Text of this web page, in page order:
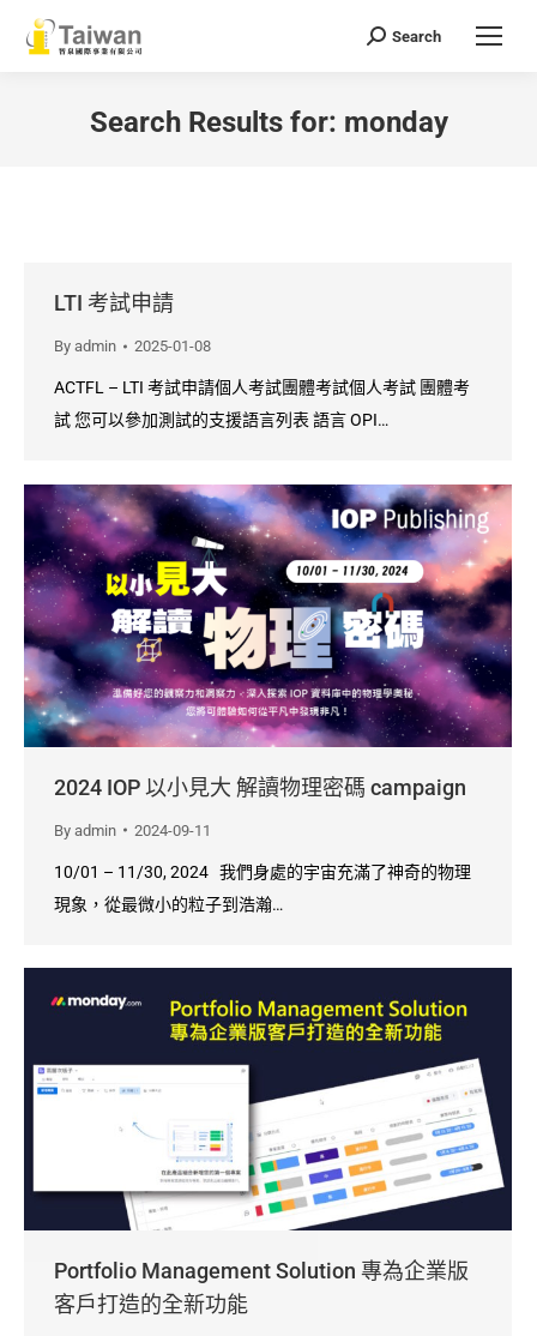
Search:
Search
Search Results for: monday
LTI 考試申請
By admin 2025-01-08
ACTFL – LTI 考試申請個人考試團體考試個人考試 團體考
試 您可以參加測試的支援語言列表 語言 OPI…
2024 IOP 以小見大 解讀物理密碼 campaign
By admin 2024-09-11
10/01 – 11/30, 2024 我們身處的宇宙充滿了神奇的物理
現象，從最微小的粒子到浩瀚…
Portfolio Management Solution 專為企業版
客戶打造的全新功能